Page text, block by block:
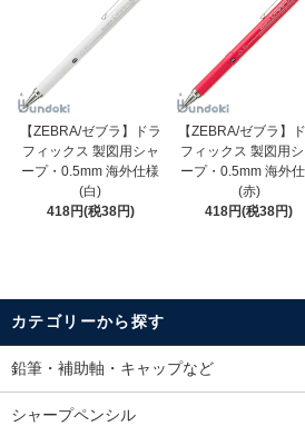
【ZEBRA/ゼブラ】ドラ
フィックス 製図用シャ
ープ・0.5mm 海外仕様
(白)
418円(税38円)
【ZEBRA/ゼブラ】
フィックス 製図用シ
ープ・0.5mm 海外
(赤)
418円(税38円)
カテゴリーから探す
鉛筆・補助軸・キャップなど
シャープペンシル